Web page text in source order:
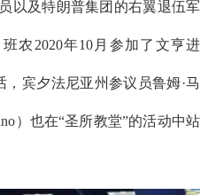
以及特朗普集团的右翼退伍军
农2020年10月参加了文亨进
，宾夕法尼亚州参议员鲁姆·马
）也在“圣所教堂”的活动中站